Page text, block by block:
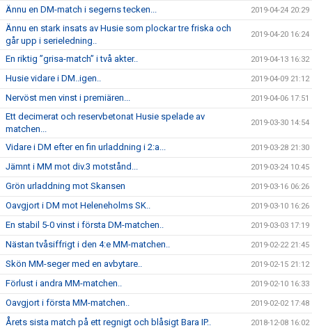
Ännu en DM-match i segerns tecken... 2019-04-24 20:29
Ännu en stark insats av Husie som plockar tre friska och
går upp i serieledning..
2019-04-20 16:24
En riktig ”grisa-match” i två akter.. 2019-04-13 16:32
Husie vidare i DM..igen.. 2019-04-09 21:12
Nervöst men vinst i premiären... 2019-04-06 17:51
Ett decimerat och reservbetonat Husie spelade av
matchen...
2019-03-30 14:54
Vidare i DM efter en fin urladdning i 2:a... 2019-03-28 21:30
Jämnt i MM mot div.3 motstånd... 2019-03-24 10:45
Grön urladdning mot Skansen 2019-03-16 06:26
Oavgjort i DM mot Heleneholms SK.. 2019-03-10 16:26
En stabil 5-0 vinst i första DM-matchen.. 2019-03-03 17:19
Nästan tvåsiffrigt i den 4:e MM-matchen.. 2019-02-22 21:45
Skön MM-seger med en avbytare.. 2019-02-15 21:12
Förlust i andra MM-matchen.. 2019-02-10 16:33
Oavgjort i första MM-matchen.. 2019-02-02 17:48
Årets sista match på ett regnigt och blåsigt Bara IP.. 2018-12-08 16:02